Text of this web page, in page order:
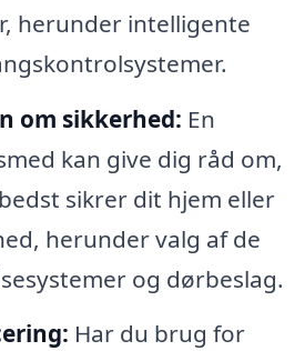
herunder intelligente
om sikkerhed: En
kan give dig råd om,
sikrer dit hjem eller
herunder valg af de
og dørbeslag.
Har du brug for